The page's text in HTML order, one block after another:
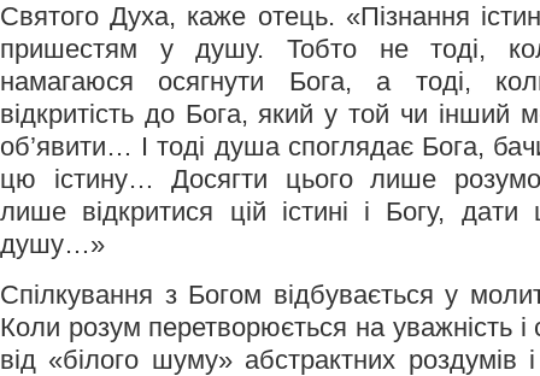
Святого Духа, каже отець. «Пізнання
пришестям у душу. Тобто не тоді,
намагаюся осягнути Бога, а тоді,
відкритість до Бога, який у той чи інший
об’явити… І тоді душа споглядає Бога,
цю істину… Досягти цього лише
лише відкритися цій істині і Богу, дати
душу…»
Cпілкування з Богом відбувається у
Коли розум перетворюється на уважність і
від «білого шуму» абстрактних роздумів